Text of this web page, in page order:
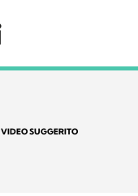
VIDEO SUGGERITO